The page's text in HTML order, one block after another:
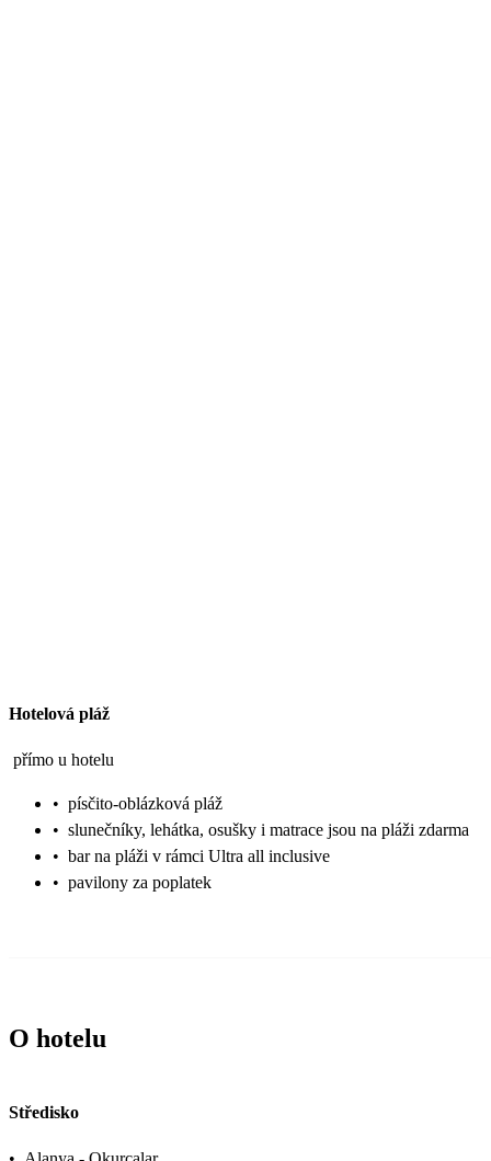
Hotelová pláž
přímo u hotelu
• písčito-oblázková pláž
• slunečníky, lehátka, osušky i matrace jsou na pláži zdarma
• bar na pláži v rámci Ultra all inclusive
• pavilony za poplatek
O hotelu
Středisko